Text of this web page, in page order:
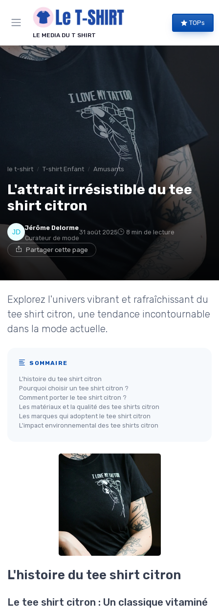
LE MEDIA DU T SHIRT
TOPs
le t-shirt T-shirt Enfant Amusants
L'attrait irrésistible du tee
shirt citron
Jérôme Delorme
Curateur de mode
31 août 2025 8 min de lecture
Partager cette page
Explorez l'univers vibrant et rafraîchissant du
tee shirt citron, une tendance incontournable
dans la mode actuelle.
SOMMAIRE
L'histoire du tee shirt citron
Pourquoi choisir un tee shirt citron ?
Comment porter le tee shirt citron ?
Les matériaux et la qualité des tee shirts citron
Les marques qui adoptent le tee shirt citron
L'impact environnemental des tee shirts citron
L'histoire du tee shirt citron
Le tee shirt citron : Un classique vitaminé
Panneau de gestion des cookies